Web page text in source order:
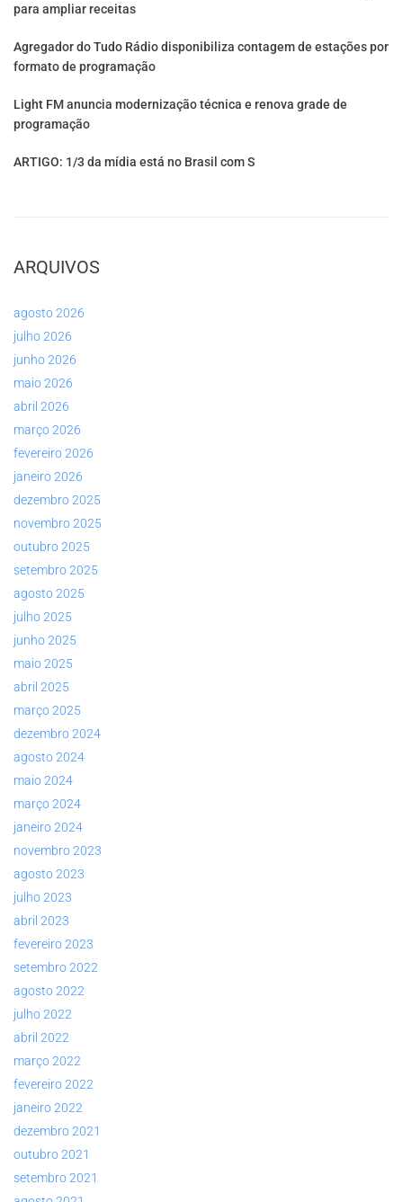
para ampliar receitas
Agregador do Tudo Rádio disponibiliza contagem de estações por
formato de programação
Light FM anuncia modernização técnica e renova grade de
programação
ARTIGO: 1/3 da mídia está no Brasil com S
ARQUIVOS
agosto 2026
julho 2026
junho 2026
maio 2026
abril 2026
março 2026
fevereiro 2026
janeiro 2026
dezembro 2025
novembro 2025
outubro 2025
setembro 2025
agosto 2025
julho 2025
junho 2025
maio 2025
abril 2025
março 2025
dezembro 2024
agosto 2024
maio 2024
março 2024
janeiro 2024
novembro 2023
agosto 2023
julho 2023
abril 2023
fevereiro 2023
setembro 2022
agosto 2022
julho 2022
abril 2022
março 2022
fevereiro 2022
janeiro 2022
dezembro 2021
outubro 2021
setembro 2021